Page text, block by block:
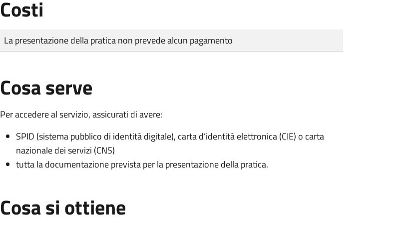
Costi
Tipo di pagamento
Importo
La presentazione della pratica non prevede alcun pagamento
Cosa serve
Per accedere al servizio, assicurati di avere:
SPID (sistema pubblico di identità digitale), carta d’identità elettronica (CIE) o carta
nazionale dei servizi (CNS)
tutta la documentazione prevista per la presentazione della pratica.
Cosa si ottiene